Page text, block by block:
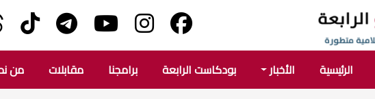
الرئيسية الأخبار بودكاست الرابعة برامجنا مقابلات من